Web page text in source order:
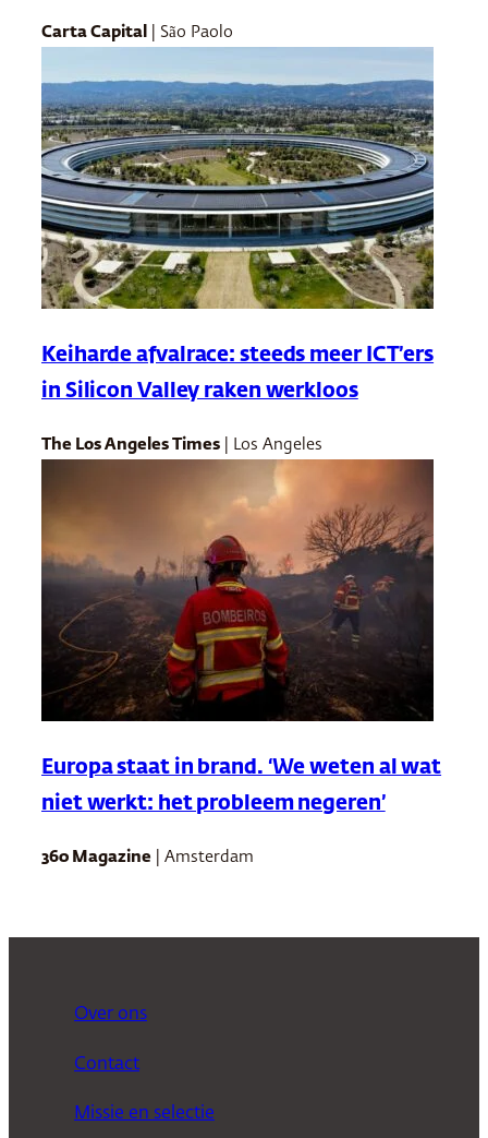
Carta Capital | São Paolo
Keiharde afvalrace: steeds meer ICT’ers
in Silicon Valley raken werkloos
The Los Angeles Times | Los Angeles
Europa staat in brand. ‘We weten al wat
niet werkt: het probleem negeren’
360 Magazine | Amsterdam
Over ons
Contact
Missie en selectie